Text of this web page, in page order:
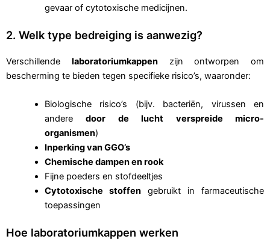
gevaar of cytotoxische medicijnen.
2. Welk type bedreiging is aanwezig?
Verschillende laboratoriumkappenzijn ontworpen om
bescherming te bieden tegen specifieke risico’s, waaronder:
Biologische risico’s (bijv. bacteriën, virussen en
anderedoor de lucht verspreide micro-
organismen)
Inperking van GGO’s
Chemische dampen en rook
Fijne poeders en stofdeeltjes
Cytotoxische stoffengebruikt in farmaceutische
toepassingen
Hoe laboratoriumkappen werken